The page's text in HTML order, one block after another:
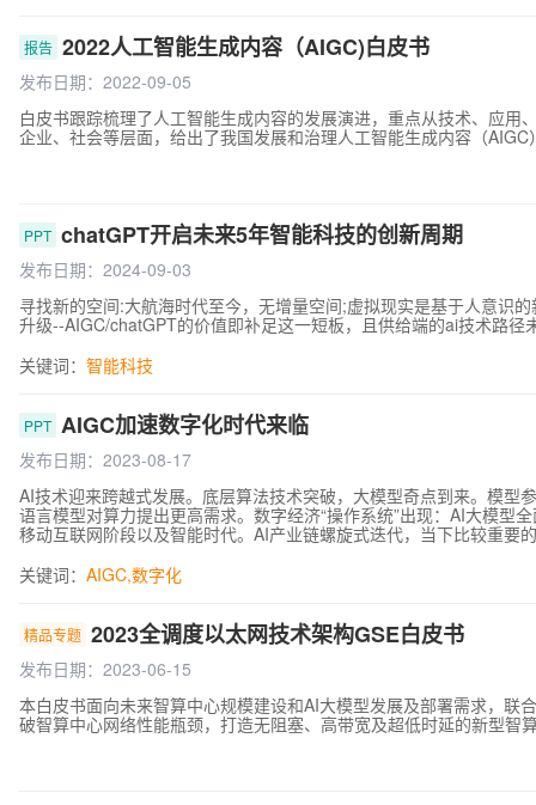
报告 2022人工智能生成内容（AIGC)白皮书
发布日期：2022-09-05
白皮书跟踪梳理了人工智能生成内容的发展演进，重点从技术、应
企业、社会等层面，给出了我国发展和治理人工智能生成内容（AIGC
PPT chatGPT开启未来5年智能科技的创新周期
发布日期：2024-09-03
寻找新的空间:大航海时代至今，无增量空间;虚拟现实是基于人意识
升级--AIGC/chatGPT的价值即补足这一短板，且供给端的ai技术路
关键词： 智能科技
PPT AIGC加速数字化时代来临
发布日期：2023-08-17
AI技术迎来跨越式发展。底层算法技术突破，大模型奇点到来。模
语言模型对算力提出更高需求。数字经济“操作系统”出现：AI大模型
移动互联网阶段以及智能时代。AI产业链螺旋式迭代，当下比较重
关键词： AIGC,数字化
精品专题 2023全调度以太网技术架构GSE白皮书
发布日期：2023-06-15
本白皮书面向未来智算中心规模建设和AI大模型发展及部署需求，
破智算中心网络性能瓶颈，打造无阻塞、高带宽及超低时延的新型智